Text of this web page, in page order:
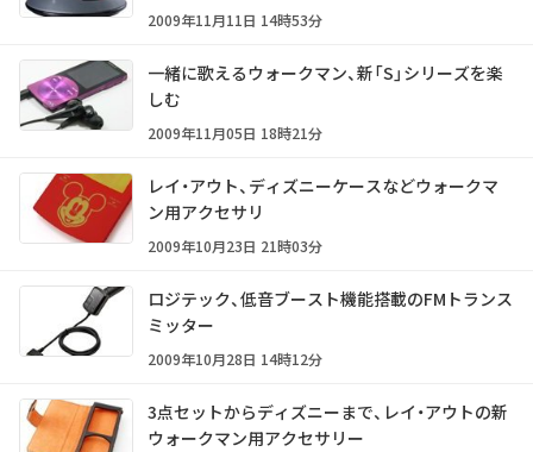
2009年11月11日 14時53分
一緒に歌えるウォークマン、新「S」シリーズを楽
しむ
2009年11月05日 18時21分
レイ・アウト、ディズニーケースなどウォークマ
ン用アクセサリ
2009年10月23日 21時03分
ロジテック、低音ブースト機能搭載のFMトランス
ミッター
2009年10月28日 14時12分
3点セットからディズニーまで、レイ・アウトの新
ウォークマン用アクセサリー